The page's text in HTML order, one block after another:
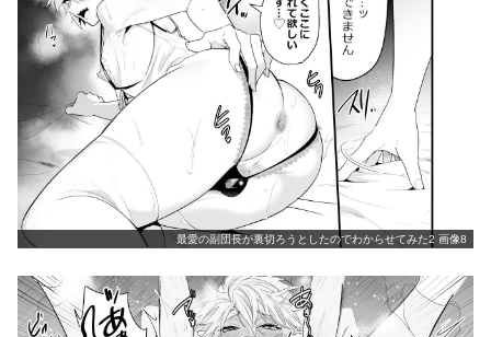
最愛の副団長が裏切ろうとしたのでわからせてみた2 画像8